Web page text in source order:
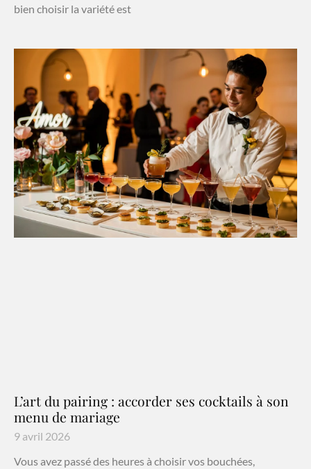
bien choisir la variété est
L’art du pairing : accorder ses cocktails à son
menu de mariage
9 avril 2026
Vous avez passé des heures à choisir vos bouchées,